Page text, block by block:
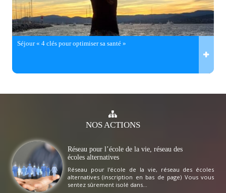
Séjour « 4 clés pour optimiser sa santé »
NOSACTIONS
Réseau pour l’école de la vie, réseau des
écoles alternatives
Réseau pour l'école de la vie, réseau des écoles
alternatives (inscription en bas de page) Vous vous
sentez sûrement isolé dans...